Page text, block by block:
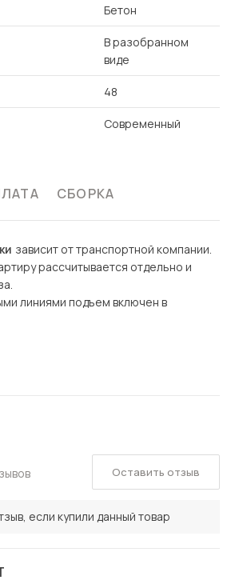
Бетон
В разобранном
виде
48
Современный
СБОРКА
зависит от транспортной компании.
рассчитывается отдельно и
линиями подъем включен в
если купили данный товар
Оставить отзыв